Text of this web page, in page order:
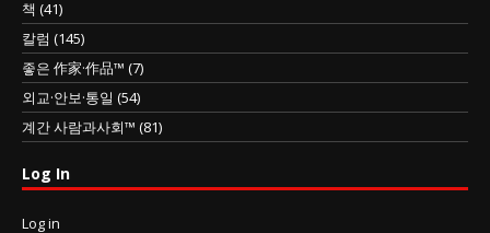
책 (41)
칼럼 (145)
좋은 作家·作品™ (7)
외교·안보·통일 (54)
계간 사람과사회™ (81)
Log In
Log in